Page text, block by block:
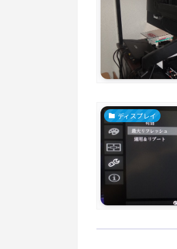
ディスプレイ